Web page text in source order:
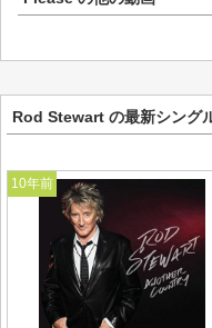
Rod Stewart の最新シング
10年前